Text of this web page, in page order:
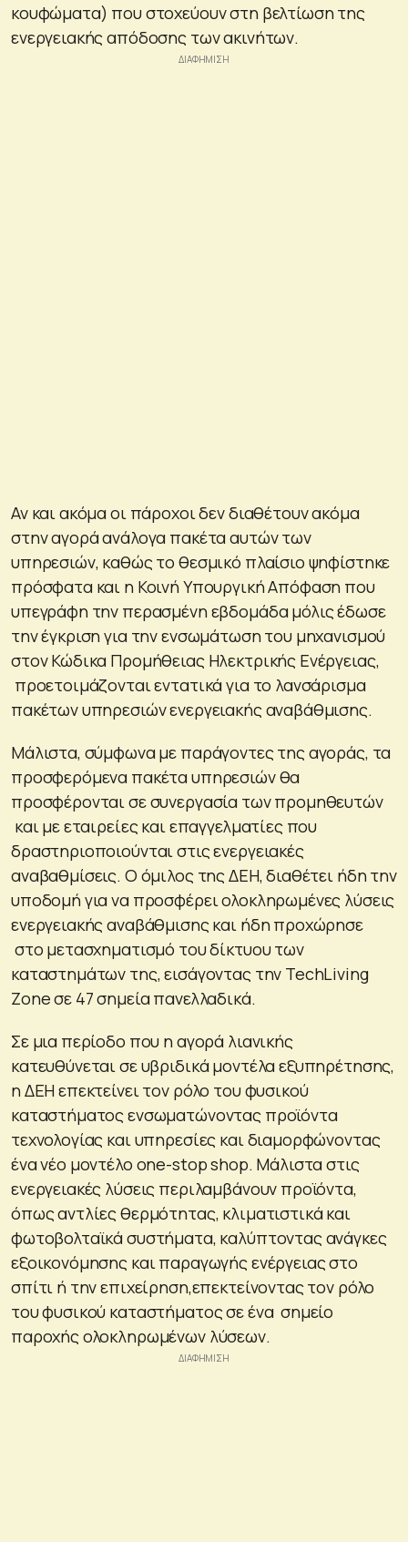
κουφώματα) που στοχεύουν στη βελτίωση της
ενεργειακής απόδοσης των ακινήτων.
Αν και ακόμα οι πάροχοι δεν διαθέτουν ακόμα
στην αγορά ανάλογα πακέτα αυτών των
υπηρεσιών, καθώς το θεσμικό πλαίσιο ψηφίστηκε
πρόσφατα και η Κοινή Υπουργική Απόφαση που
υπεγράφη την περασμένη εβδομάδα μόλις έδωσε
την έγκριση για την ενσωμάτωση του μηχανισμού
στον Κώδικα Προμήθειας Ηλεκτρικής Ενέργειας,
προετοιμάζονται εντατικά για το λανσάρισμα
πακέτων υπηρεσιών ενεργειακής αναβάθμισης.
Μάλιστα, σύμφωνα με παράγοντες της αγοράς, τα
προσφερόμενα πακέτα υπηρεσιών θα
προσφέρονται σε συνεργασία των προμηθευτών
και με εταιρείες και επαγγελματίες που
δραστηριοποιούνται στις ενεργειακές
αναβαθμίσεις. Ο όμιλος της ΔΕΗ, διαθέτει ήδη την
υποδομή για να προσφέρει ολοκληρωμένες λύσεις
ενεργειακής αναβάθμισης και ήδη προχώρησε
στο μετασχηματισμό του δίκτυου των
καταστημάτων της, εισάγοντας την TechLiving
Zone σε 47 σημεία πανελλαδικά.
Σε μια περίοδο που η αγορά λιανικής
κατευθύνεται σε υβριδικά μοντέλα εξυπηρέτησης,
η ΔΕΗ επεκτείνει τον ρόλο του φυσικού
καταστήματος ενσωματώνοντας προϊόντα
τεχνολογίας και υπηρεσίες και διαμορφώνοντας
ένα νέο μοντέλο one-stop shop. Μάλιστα στις
ενεργειακές λύσεις περιλαμβάνουν προϊόντα,
όπως αντλίες θερμότητας, κλιματιστικά και
φωτοβολταϊκά συστήματα, καλύπτοντας ανάγκες
εξοικονόμησης και παραγωγής ενέργειας στο
σπίτι ή την επιχείρηση,επεκτείνοντας τον ρόλο
του φυσικού καταστήματος σε ένα σημείο
παροχής ολοκληρωμένων λύσεων.